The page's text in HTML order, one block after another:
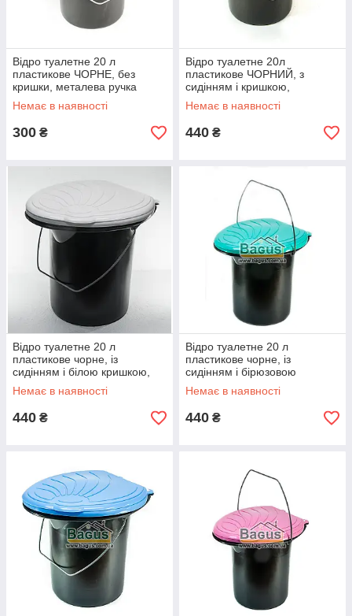
Відро туалетне 20 л
пластикове ЧОРНЕ, без
кришки, металева ручка
Немає в наявності
300 ₴
Відро туалетне 20л
пластикове ЧОРНИЙ, з
сидінням і кришкою,
металева ручка
Немає в наявності
440 ₴
Відро туалетне 20 л
пластикове чорне, із
сидінням і білою кришкою,
металева ручка
Немає в наявності
440 ₴
Відро туалетне 20 л
пластикове чорне, із
сидінням і бірюзовою
кришкою, металева ручка
Немає в наявності
440 ₴